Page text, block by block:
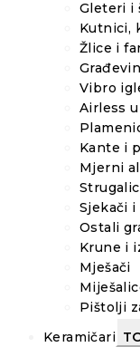
Gleteri i
Kutnici,
Žlice i
Vibro
Airless
Kante i
Mjerni
Sjekači i
Ostali
Krune i
Mješači
Pištolji
Keramičari